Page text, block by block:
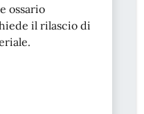
ossario
il rilascio di